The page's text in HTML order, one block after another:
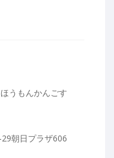
うもんかんごす
朝日プラザ606